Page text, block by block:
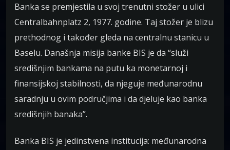
Banka se premjestila u svoj trenutni stožer u ulici
Centralbahnplatz 2, 1977. godine. Taj stožer je blizu
prethodnog i također gleda na centralnu stanicu u
Baselu. Današnja misija banke BIS je da “služi
središnjim bankama na putu ka monetarnoj i
finansijskoj stabilnosti, da njeguje međunarodnu
saradnju u ovim područjima i da djeluje kao banka
središnjih banaka”.
Banka BIS je jedinstvena institucija: međunarodna